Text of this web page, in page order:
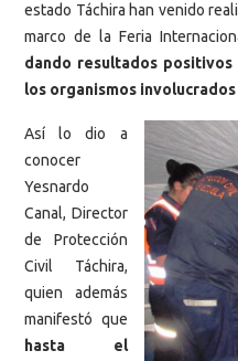
estado Táchira han venido
marco de la Feria
dando resultados
los organismos
Así lo dio a
conocer
Yesnardo
Canal, Director
de Protección
Civil Táchira,
quien además
manifestó que
hasta el